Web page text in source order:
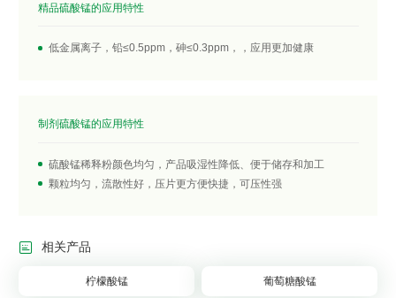
精品硫酸锰的应用特性
低金属离子，铅≤0.5ppm，砷≤0.3ppm，，应用更加健康
制剂硫酸锰的应用特性
硫酸锰稀释粉颜色均匀，产品吸湿性降低、便于储存和加工
颗粒均匀，流散性好，压片更方便快捷，可压性强
 相关产品
柠檬酸锰 葡萄糖酸锰